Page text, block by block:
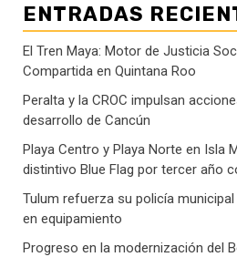
ENTRADAS
El Tren Maya: Motor de Justicia
Compartida en Quintana Roo
Peralta y la CROC impulsan
desarrollo de Cancún
Playa Centro y Playa Norte en Isla
distintivo Blue Flag por tercer año
Tulum refuerza su policía
en equipamiento
Progreso en la modernización del